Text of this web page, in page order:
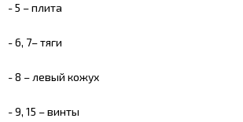
- 5 – плита
- 6, 7– тяги
- 8 – левый кожух
- 9, 15 – винты